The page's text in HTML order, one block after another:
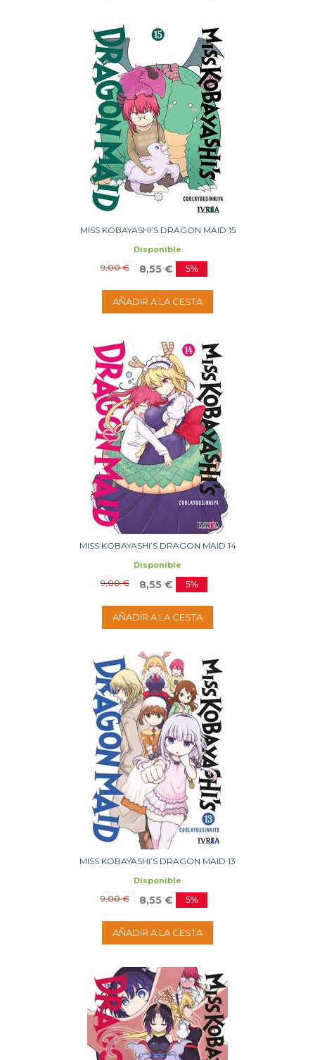
MISS KOBAYASHI’S DRAGON MAID 15
Disponible
9,00 € 8,55 € 5%
AÑADIR A LA CESTA
MISS KOBAYASHI’S DRAGON MAID 14
Disponible
9,00 € 8,55 € 5%
AÑADIR A LA CESTA
MISS KOBAYASHI’S DRAGON MAID 13
Disponible
9,00 € 8,55 € 5%
AÑADIR A LA CESTA